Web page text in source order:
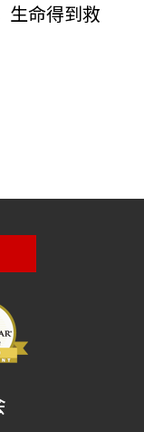
生命得到救